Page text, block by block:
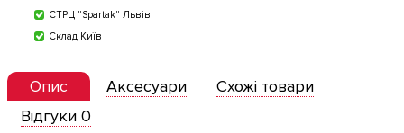
СТРЦ "Spartak" Львів
Склад Київ
Опис Аксесуари
Схожі товари
Відгуки 0